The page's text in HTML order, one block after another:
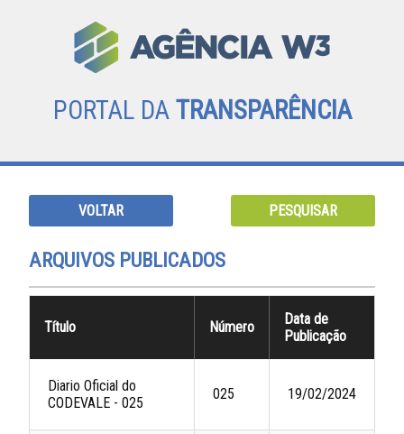
PORTAL DA TRANSPARÊNCIA
VOLTAR PESQUISAR
ARQUIVOS PUBLICADOS
Título Número
Data de
Publicação
Diario Oficial do
CODEVALE - 025
025 19/02/2024